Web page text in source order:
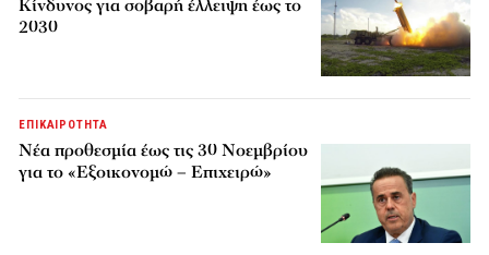
Κίνδυνος για σοβαρή έλλειψη έως το
2030
ΕΠΙΚΑΙΡΟΤΗΤΑ
Νέα προθεσμία έως τις 30 Νοεμβρίου
για το «Εξοικονομώ – Επιχειρώ»